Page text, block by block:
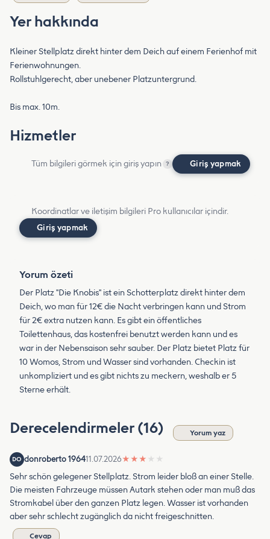
Yer hakkında
Kleiner Stellplatz direkt hinter dem Deich auf einem Ferienhof mit
Ferienwohnungen.
Rollstuhlgerecht, aber unebener Platzuntergrund.
Bis max. 10m.
Hizmetler
Tüm bilgileri görmek için giriş yapın ? Giriş yapmak
Koordinatlar ve iletişim bilgileri Pro kullanıcılar içindir.
Giriş yapmak
Yorum özeti
Der Platz "Die Knobis" ist ein Schotterplatz direkt hinter dem
Deich, wo man für 12€ die Nacht verbringen kann und Strom
für 2€ extra nutzen kann. Es gibt ein öffentliches
Toilettenhaus, das kostenfrei benutzt werden kann und es
war in der Nebensaison sehr sauber. Der Platz bietet Platz für
10 Womos, Strom und Wasser sind vorhanden. Checkin ist
unkompliziert und es gibt nichts zu meckern, weshalb er 5
Sterne erhält.
Derecelendirmeler (16) Yorum yaz
DO donroberto 196411.07.2026★ ★ ★ ★ ★
Sehr schön gelegener Stellplatz. Strom leider bloß an einer Stelle.
Die meisten Fahrzeuge müssen Autark stehen oder man muß das
Stromkabel über den ganzen Platz legen. Wasser ist vorhanden
aber sehr schlecht zugänglich da nicht freigeschnitten.
Cevap